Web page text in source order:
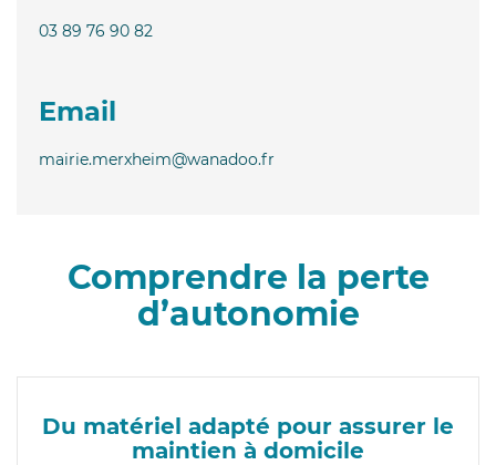
03 89 76 90 82
Email
mairie.merxheim@wanadoo.fr
Comprendre la perte
d’autonomie
Du matériel adapté pour assurer le
maintien à domicile